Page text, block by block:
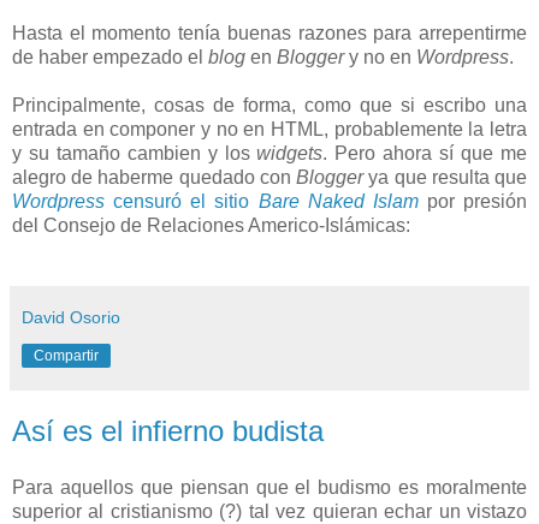
Hasta el momento tenía buenas razones para arrepentirme
de haber empezado el blog en Bloggery no en Wordpress.
Principalmente, cosas de forma, como que si escribo una
entrada en componer y no en HTML, probablemente la letra
y su tamaño cambien y loswidgets. Pero ahora sí que me
alegro de haberme quedado conBloggerya que resulta que
Wordpress censuró el sitio Bare Naked Islampor presión
del Consejo de Relaciones Americo-Islámicas:
David Osorio
Compartir
Así es el infierno budista
Para aquellos que piensan que el budismo es moralmente
superior al cristianismo (?) tal vez quieran echar un vistazo